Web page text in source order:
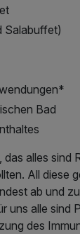
Salabuffet)
Bad
alles
All diese
ab und
uns alle sind
des